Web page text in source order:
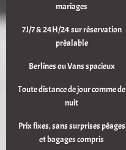
mariages
7J/7 & 24H/24 sur réservation
préalable
Berlines ou Vans spacieux
Toute distance de jour comme de
nuit
Prix fixes, sans surprises péages
et bagages compris